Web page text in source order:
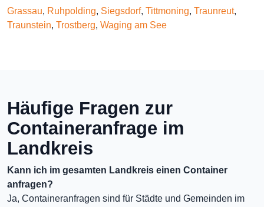
Grassau, Ruhpolding, Siegsdorf, Tittmoning, Traunreut,
Traunstein, Trostberg, Waging am See
Häufige Fragen zur
Containeranfrage im
Landkreis
Kann ich im gesamten Landkreis einen Container
anfragen?
Ja, Containeranfragen sind für Städte und Gemeinden im